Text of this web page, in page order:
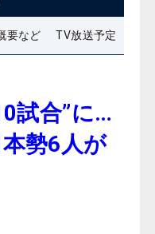
要など TV放送予定
試合”に…
勢6人が